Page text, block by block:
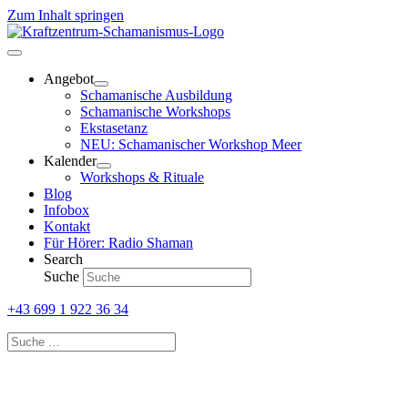
Zum Inhalt springen
Angebot
Schamanische Ausbildung
Schamanische Workshops
Ekstasetanz
NEU: Schamanischer Workshop Meer
Kalender
Workshops & Rituale
Blog
Infobox
Kontakt
Für Hörer: Radio Shaman
Search
Suche
+43 699 1 922 36 34